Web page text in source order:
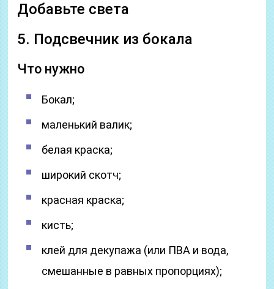
Добавьте света
5. Подсвечник из бокала
Что нужно
Бокал;
маленький валик;
белая краска;
широкий скотч;
красная краска;
кисть;
клей для декупажа (или ПВА и вода,
смешанные в равных пропорциях);